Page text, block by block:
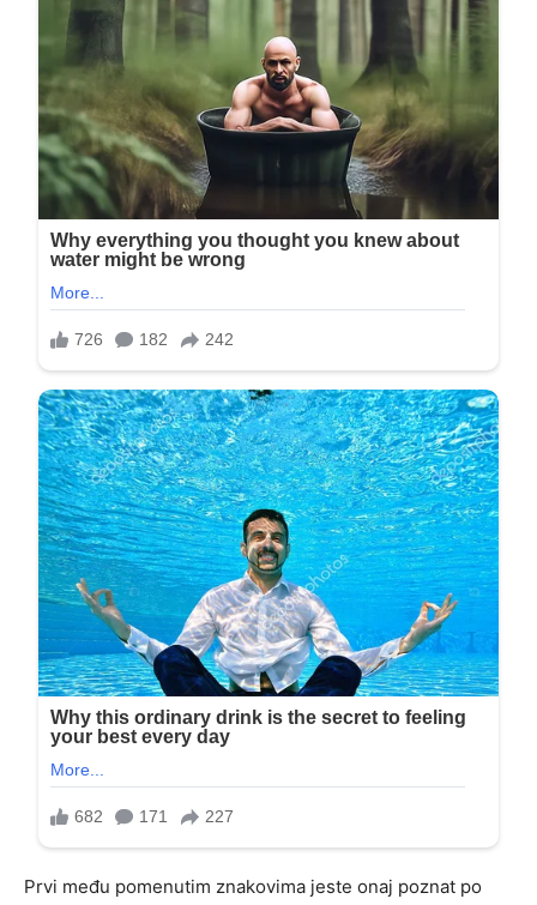
Prvi među pomenutim znakovima jeste onaj poznat po